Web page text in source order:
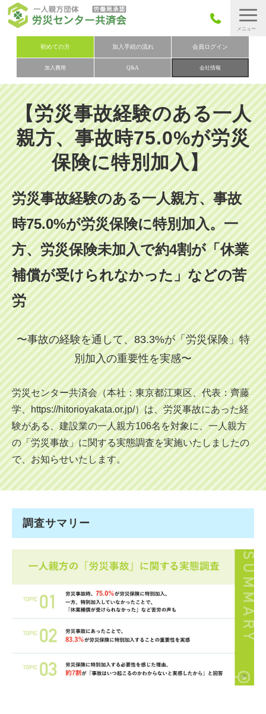
初めての方 加入手続の流れ 会員ログイン
加入費用 Q&A 会社情報
労災保険とは
労災保険の取りまとめ
労災保険加入手続きの流れ
加入費用
加入申込み
会社概要
お問い合わせ
会員メニュー
【労災事故経験のある一人
親方、事故時75.0%が労災
保険に特別加入】
労災事故経験のある一人親方、事故
時75.0%が労災保険に特別加入。一
方、労災保険未加入で約4割が「休業
補償が受けられなかった」などの苦
労
〜事故の経験を通して、83.3%が「労災保険」特
別加入の重要性を実感〜
労災センター共済会（本社：東京都江東区、代表：齊藤
学、https://hitorioyakata.or.jp/）は、労災事故にあった経
験がある、建設業の一人親方106名を対象に、一人親方
の「労災事故」に関する実態調査を実施いたしましたの
で、お知らせいたします。
調査サマリー